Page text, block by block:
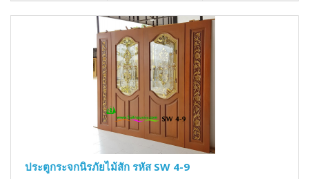
ประตูกระจกนิรภัยไม้สัก รหัส SW 4-9